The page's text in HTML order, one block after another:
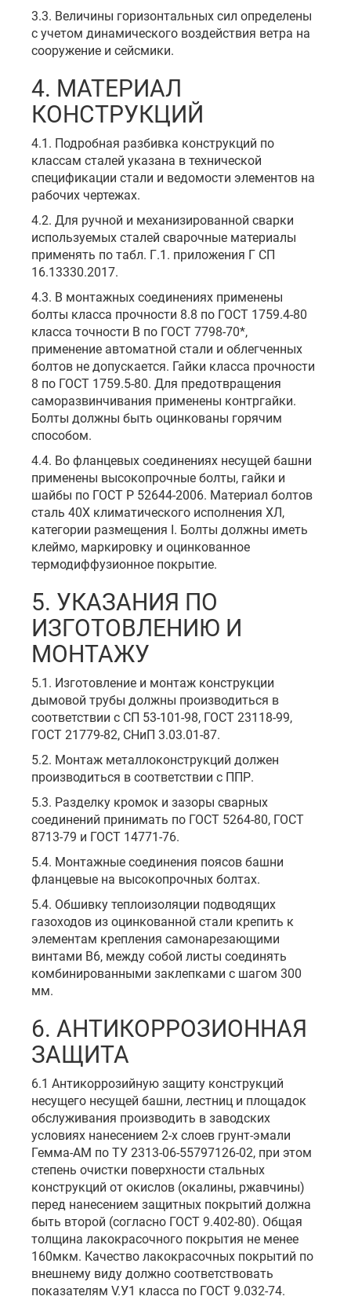
3.3. Величины горизонтальных сил определены
с учетом динамического воздействия ветра на
сооружение и сейсмики.
4. МАТЕРИАЛ
КОНСТРУКЦИЙ
4.1. Подробная разбивка конструкций по
классам сталей указана в технической
спецификации стали и ведомости элементов на
рабочих чертежах.
4.2. Для ручной и механизированной сварки
используемых сталей сварочные материалы
применять по табл. Г.1. приложения Г СП
16.13330.2017.
4.3. В монтажных соединениях применены
болты класса прочности 8.8 по ГОСТ 1759.4-80
класса точности В по ГОСТ 7798-70*,
применение автоматной стали и облегченных
болтов не допускается. Гайки класса прочности
8 по ГОСТ 1759.5-80. Для предотвращения
саморазвинчивания применены контргайки.
Болты должны быть оцинкованы горячим
способом.
4.4. Во фланцевых соединениях несущей башни
применены высокопрочные болты, гайки и
шайбы по ГОСТ Р 52644-2006. Материал болтов
сталь 40Х климатического исполнения ХЛ,
категории размещения I. Болты должны иметь
клеймо, маркировку и оцинкованное
термодиффузионное покрытие.
5. УКАЗАНИЯ ПО
ИЗГОТОВЛЕНИЮ И
МОНТАЖУ
5.1. Изготовление и монтаж конструкции
дымовой трубы должны производиться в
соответствии с СП 53-101-98, ГОСТ 23118-99,
ГОСТ 21779-82, СНиП 3.03.01-87.
5.2. Монтаж металлоконструкций должен
производиться в соответствии с ППР.
5.3. Разделку кромок и зазоры сварных
соединений принимать по ГОСТ 5264-80, ГОСТ
8713-79 и ГОСТ 14771-76.
5.4. Монтажные соединения поясов башни
фланцевые на высокопрочных болтах.
5.4. Обшивку теплоизоляции подводящих
газоходов из оцинкованной стали крепить к
элементам крепления самонарезающими
винтами В6, между собой листы соединять
комбинированными заклепками с шагом 300
мм.
6. АНТИКОРРОЗИОННАЯ
ЗАЩИТА
6.1 Антикоррозийную защиту конструкций
несущего несущей башни, лестниц и площадок
обслуживания производить в заводских
условиях нанесением 2-х слоев грунт-эмали
Гемма-АМ по ТУ 2313-06-55797126-02, при этом
степень очистки поверхности стальных
конструкций от окислов (окалины, ржавчины)
перед нанесением защитных покрытий должна
быть второй (согласно ГОСТ 9.402-80). Общая
толщина лакокрасочного покрытия не менее
160мкм. Качество лакокрасочных покрытий по
внешнему виду должно соответствовать
показателям V.У1 класса по ГОСТ 9.032-74.